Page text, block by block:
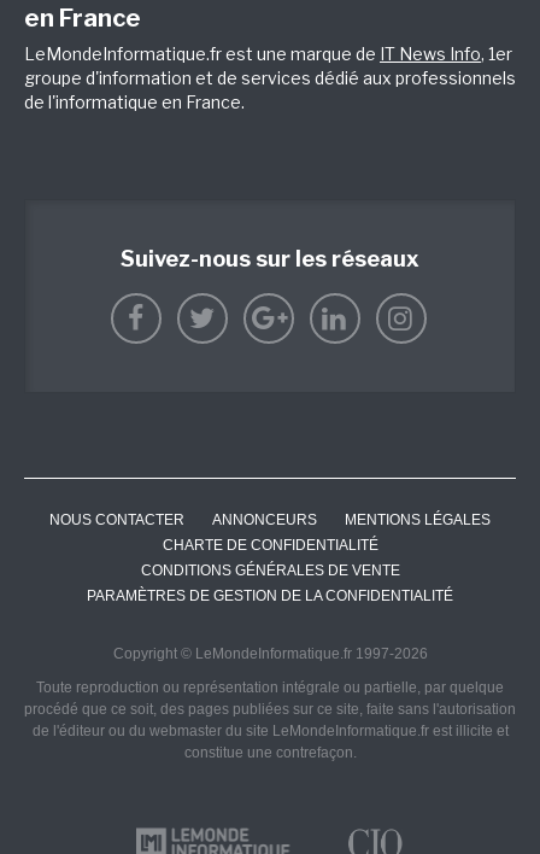
en France
LeMondeInformatique.fr est une marque de IT News Info, 1er
groupe d'information et de services dédié aux professionnels
de l'informatique en France.
Suivez-nous sur les réseaux
NOUS CONTACTER ANNONCEURS
MENTIONS LÉGALES
CHARTE DE CONFIDENTIALITÉ
CONDITIONS GÉNÉRALES DE VENTE
PARAMÈTRES DE GESTION DE LA CONFIDENTIALITÉ
Copyright © LeMondeInformatique.fr 1997-2026
Toute reproduction ou représentation intégrale ou partielle, par quelque
procédé que ce soit, des pages publiées sur ce site, faite sans l'autorisation
de l'éditeur ou du webmaster du site LeMondeInformatique.fr est illicite et
constitue une contrefaçon.